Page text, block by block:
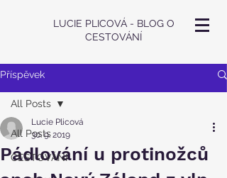
LUCIE PLICOVÁ - BLOG O
CESTOVÁNÍ
Příspěvek
All Posts
CESTOVÁNÍ
All Posts
Pádlování u protinožců
Lucie Plicová
30. 9. 2019